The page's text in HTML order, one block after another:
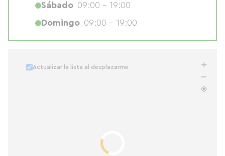
Actualizar la lista al desplazarme
Sábado 09:00 - 19:00
Domingo 09:00 - 19:00